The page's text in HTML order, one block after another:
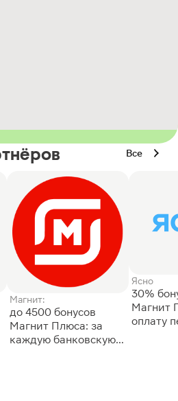
Все
Магнит:
до 4500 бонусов
Магнит Плюса: за
каждую банковскую
Ясно
30%
Магнит
оплату